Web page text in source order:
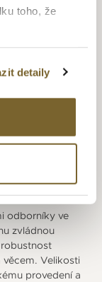
toho, že
detaily
Red Dot Awart
V roce
konstrukce
a vysokou
odborníky ve
zvládnou
Velikosti
provedení a